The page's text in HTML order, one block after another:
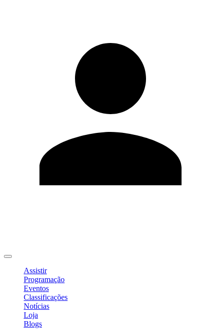
Assistir
Programação
Eventos
Classificações
Notícias
Loja
Blogs